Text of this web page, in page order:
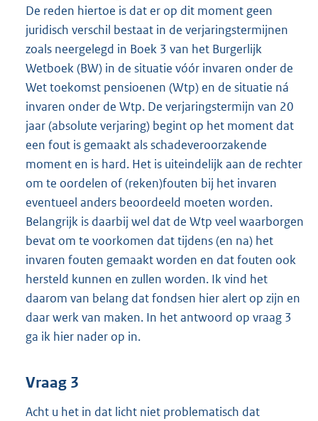
De reden hiertoe is dat er op dit moment geen
juridisch verschil bestaat in de verjaringstermijnen
zoals neergelegd in Boek 3 van het Burgerlijk
Wetboek (BW) in de situatie vóór invaren onder de
Wet toekomst pensioenen (Wtp) en de situatie ná
invaren onder de Wtp. De verjaringstermijn van 20
jaar (absolute verjaring) begint op het moment dat
een fout is gemaakt als schadeveroorzakende
moment en is hard. Het is uiteindelijk aan de rechter
om te oordelen of (reken)fouten bij het invaren
eventueel anders beoordeeld moeten worden.
Belangrijk is daarbij wel dat de Wtp veel waarborgen
bevat om te voorkomen dat tijdens (en na) het
invaren fouten gemaakt worden en dat fouten ook
hersteld kunnen en zullen worden. Ik vind het
daarom van belang dat fondsen hier alert op zijn en
daar werk van maken. In het antwoord op vraag 3
ga ik hier nader op in.
Vraag 3
Acht u het in dat licht niet problematisch dat